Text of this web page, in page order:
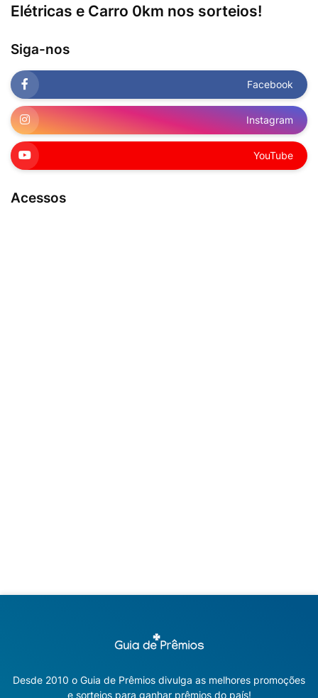
Elétricas e Carro 0km nos sorteios!
Siga-nos
Facebook
Instagram
YouTube
Acessos
Desde 2010 o Guia de Prêmios divulga as melhores promoções
e sorteios para ganhar prêmios do país!